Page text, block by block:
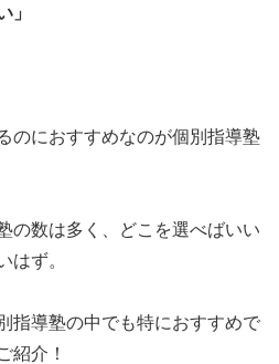
」
のにおすすめなのが個別指導塾
の数は多く、どこを選べばいい
はず。
指導塾の中でも特におすすめで
紹介！